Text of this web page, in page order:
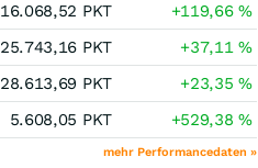
16.068,52 PKT +119,66%
25.743,16 PKT +37,11%
28.613,69 PKT +23,35%
5.608,05 PKT +529,38%
mehr Performancedaten »